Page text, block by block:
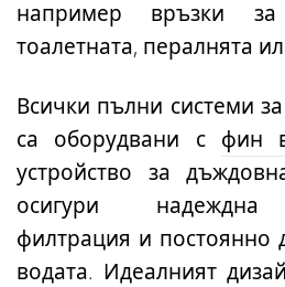
например връзки
тоалетната, пералнята
Всички пълни системи
са оборудвани с фин
устройство за
осигури надеждна
филтрация и постоянно
водата. Идеалният